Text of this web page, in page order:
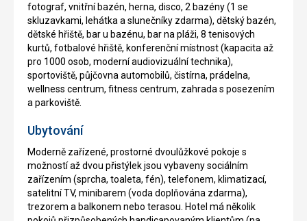
fotograf, vnitřní bazén, herna, disco, 2 bazény (1 se
skluzavkami, lehátka a slunečníky zdarma), dětský bazén,
dětské hřiště, bar u bazénu, bar na pláži, 8 tenisových
kurtů, fotbalové hřiště, konferenční místnost (kapacita až
pro 1000 osob, moderní audiovizuální technika),
sportoviště, půjčovna automobilů, čistírna, prádelna,
wellness centrum, fitness centrum, zahrada s posezením
a parkoviště.
Ubytování
Moderně zařízené, prostorné dvoulůžkové pokoje s
možností až dvou přistýlek jsou vybaveny sociálním
zařízením (sprcha, toaleta, fén), telefonem, klimatizací,
satelitní TV, minibarem (voda doplňována zdarma),
trezorem a balkonem nebo terasou. Hotel má několik